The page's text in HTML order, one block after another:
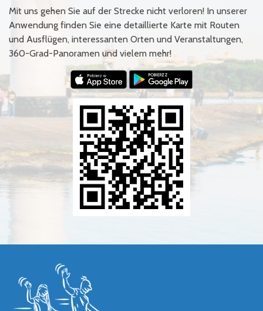
Mit uns gehen Sie auf der Strecke nicht verloren! In unserer
Anwendung finden Sie eine detaillierte Karte mit Routen
und Ausflügen, interessanten Orten und Veranstaltungen,
360-Grad-Panoramen und vielem mehr!